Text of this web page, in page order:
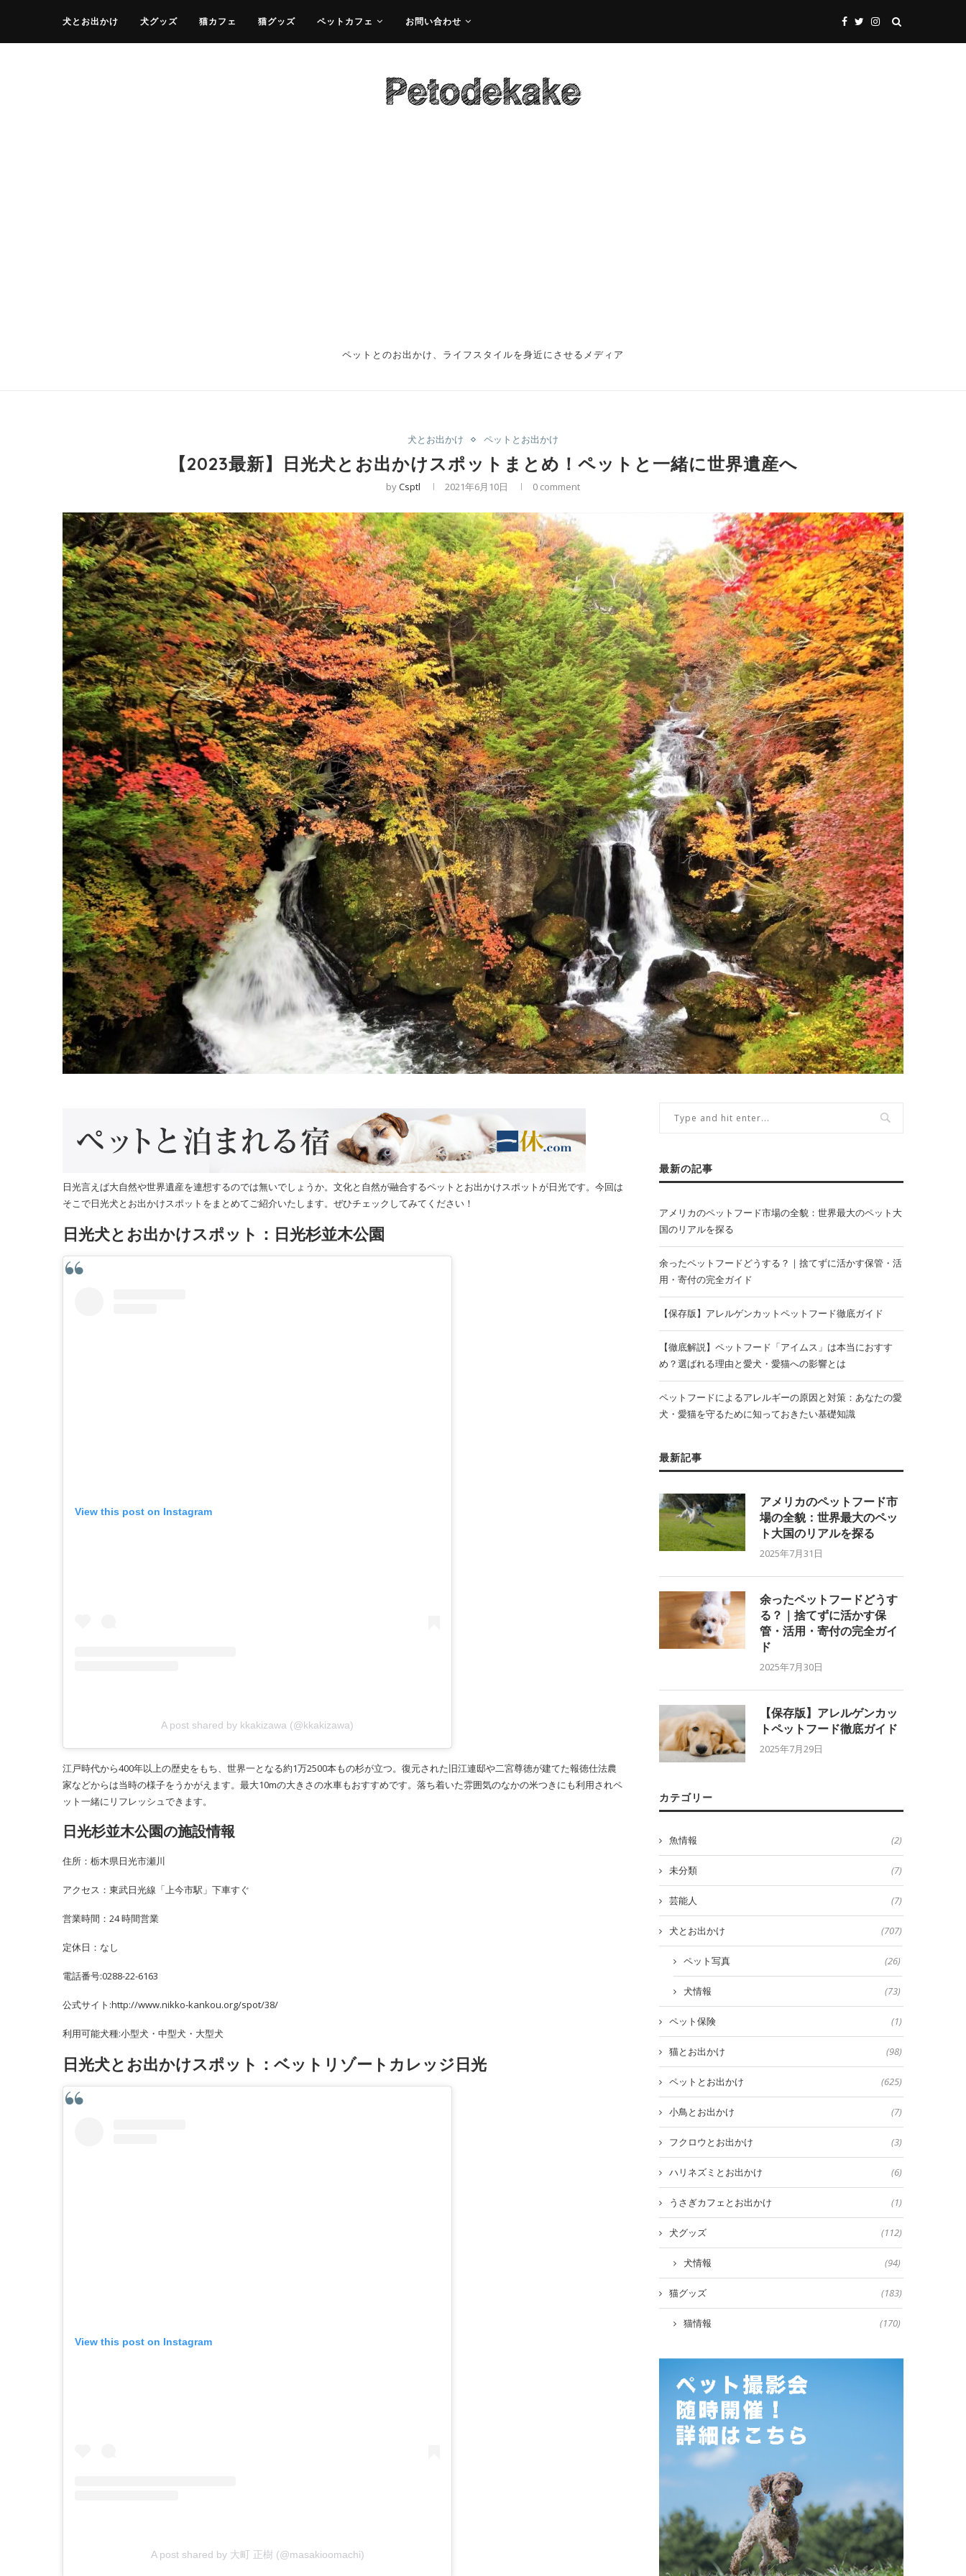
犬とお出かけ 犬グッズ 猫カフェ 猫グッズ ペットカフェ お問い合わせ
ペットとのお出かけ、ライフスタイルを身近にさせるメディア
犬とお出かけ ペットとお出かけ
【2023最新】日光犬とお出かけスポットまとめ！ペットと一緒に世界遺産へ
byCsptl 2021年6月10日 0 comment
日光言えば大自然や世界遺産を連想するのでは無いでしょうか。文化と自然が融合するペットとお出かけスポットが日光です。今回は
そこで日光犬とお出かけスポットをまとめてご紹介いたします。ぜひチェックしてみてください！
日光犬とお出かけスポット：日光杉並木公園
View this post on Instagram
A post shared by kkakizawa (@kkakizawa)
江戸時代から400年以上の歴史をもち、世界一となる約1万2500本もの杉が立つ。復元された旧江連邸や二宮尊徳が建てた報徳仕法農
家などからは当時の様子をうかがえます。最大10mの大きさの水車もおすすめです。落ち着いた雰囲気のなかの米つきにも利用されペ
ット一緒にリフレッシュできます。
日光杉並木公園の施設情報
住所：栃木県日光市瀬川
アクセス：東武日光線「上今市駅」下車すぐ
営業時間：24 時間営業
定休日：なし
電話番号:0288-22-6163
公式サイト:http://www.nikko-kankou.org/spot/38/
利用可能犬種:小型犬・中型犬・大型犬
日光犬とお出かけスポット：ベットリゾートカレッジ日光
View this post on Instagram
A post shared by 大町 正樹 (@masakioomachi)
最新の記事
アメリカのペットフード市場の全貌：世界最大のペット大
国のリアルを探る
余ったペットフードどうする？｜捨てずに活かす保管・活
用・寄付の完全ガイド
【保存版】アレルゲンカットペットフード徹底ガイド
【徹底解説】ペットフード「アイムス」は本当におすす
め？選ばれる理由と愛犬・愛猫への影響とは
ペットフードによるアレルギーの原因と対策：あなたの愛
犬・愛猫を守るために知っておきたい基礎知識
最新記事
アメリカのペットフード市
場の全貌：世界最大のペッ
ト大国のリアルを探る
2025年7月31日
余ったペットフードどうす
る？｜捨てずに活かす保
管・活用・寄付の完全ガイ
ド
2025年7月30日
【保存版】アレルゲンカッ
トペットフード徹底ガイド
2025年7月29日
カテゴリー
魚情報 (2)
未分類 (7)
芸能人 (7)
犬とお出かけ (707)
ペット写真 (26)
犬情報 (73)
ペット保険 (1)
猫とお出かけ (98)
ペットとお出かけ (625)
小鳥とお出かけ (7)
フクロウとお出かけ (3)
ハリネズミとお出かけ (6)
うさぎカフェとお出かけ (1)
犬グッズ (112)
犬情報 (94)
猫グッズ (183)
猫情報 (170)